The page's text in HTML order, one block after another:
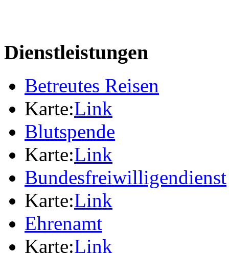
Dienstleistungen
Betreutes Reisen
Karte:Link
Blutspende
Karte:Link
Bundesfreiwilligendienst
Karte:Link
Ehrenamt
Karte:Link